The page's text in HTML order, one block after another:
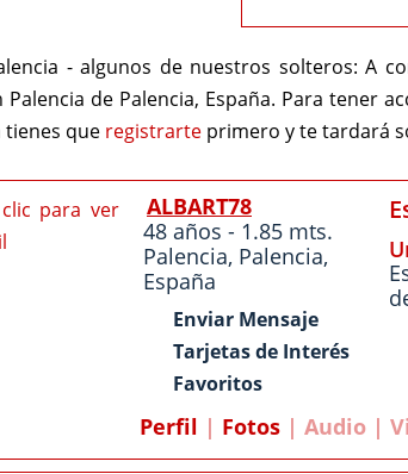
- algunos de nuestros solteros: A
Palencia de Palencia, España. Para tener
que registrarte primero y te tardará
ALBART78
48 años - 1.85 mts.
Palencia, Palencia,
España
Enviar Mensaje
Tarjetas de Interés
Favoritos
Perfil | Fotos | Audio |